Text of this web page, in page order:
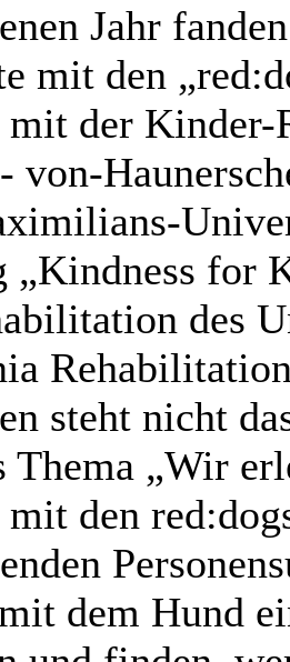
Jahr
mit den
mit der
von-
„Kindness for
des
steht nicht
Thema „Wir
mit den
dem Hund